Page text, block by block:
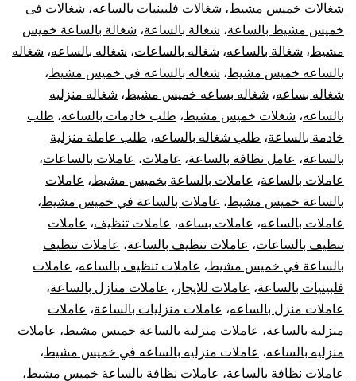
شغالات خميس مشيط، شغالات فلبينيات بالساعه، شغالات فى
خميس مشيط بالساعة، شغالة بالساعة، شغالة بالساعة خميس
مشيط، شغالة بالساعه، شغاله بالساعات، شغاله بالساعه، شغاله
بالساعه خميس مشيط، شغاله بالساعه في خميس مشيط،
شغاله بساعه، شغاله بساعه خميس مشيط، شغاله منزليه
بالساعه، شغلات خميس مشيط، طلب خادمات بالساعه، طلب
خادمة بالساعة، طلب شغاله بالساعه، طلب عاملة منزلية
بالساعة، عامل نظافة بالساعة، عاملات، عاملات بالساعات،
عاملات بالساعة، عاملات بالساعة بخميس مشيط، عاملات
بالساعة خميس مشيط، عاملات بالساعة في خميس مشيط،
عاملات بالساعه، عاملات بساعه، عاملات تنظيف، عاملات
تنظيف بالساعات، عاملات تنظيف بالساعة، عاملات تنظيف
بالساعة في خميس مشيط، عاملات تنظيف بالساعه، عاملات
فلبينيات بالساعة، عاملات للايجار ، عاملات منازل بالساعة،
عاملات منزل بالساعه، عاملات منزليات بالساعة، عاملات
منزلية بالساعة، عاملات منزلية بالساعة خميس مشيط، عاملات
منزليه بالساعه، عاملات منزليه بالساعه في خميس مشيط،
عاملات نظافة بالساعة، عاملات نظافة بالساعة خميس مشيط،